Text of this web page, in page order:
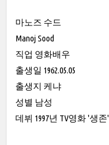
마노즈 수드
Manoj Sood
직업 영화배우
출생일 1962.05.05
출생지 케냐
성별 남성
데뷔 1997년 TV영화 '생존'